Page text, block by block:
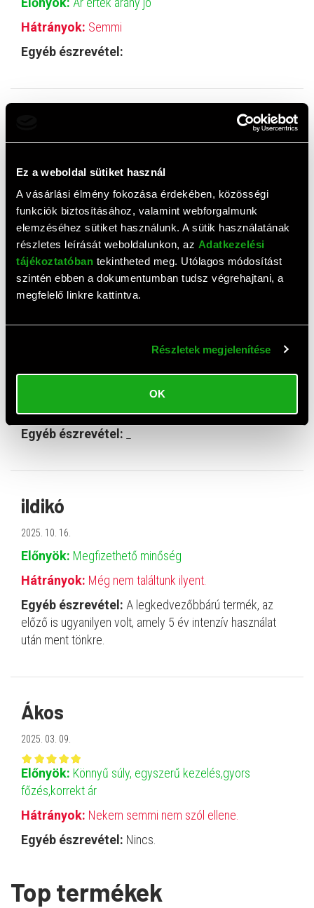
Ez a weboldal sütiket használ
A vásárlási élmény fokozása érdekében, közösségi
funkciók biztosításához, valamint webforgalmunk
elemzéséhez sütiket használunk. A sütik használatának
részletes leírását weboldalunkon, az Adatkezelési
tájékoztatóban tekintheted meg. Utólagos módosítást
szintén ebben a dokumentumban tudsz végrehajtani, a
megfelelő linkre kattintva.
Részletek megjelenítése
OK
Hátrányok: Semmi
Egyéb észrevétel:
Hátrányok:Eddig semmi
Egyéb észrevétel:A bal szélső gomb leírása csak
angolul van meg
L.
Egyéb észrevétel:
ildikó
2025. 10. 16.
Előnyök: Megfizethető minőség
Hátrányok: Még nem találtunk ilyent.
Egyéb észrevétel: A legkedvezőbbárú termék, az
előző is ugyanilyen volt, amely 5 év intenzív használat
után ment tönkre.
Ákos
2025. 03. 09.
Előnyök: Könnyű súly, egyszerű kezelés,gyors
főzés,korrekt ár
Hátrányok: Nekem semmi nem szól ellene.
Egyéb észrevétel: Nincs.
Top termékek